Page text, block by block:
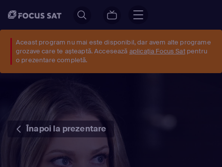
Aceast program nu mai este disponibil, dar avem alte programe
grozave care te așteaptă. Accesează aplicația Focus Satpentru
o prezentare completă.
Înapoi la prezentare